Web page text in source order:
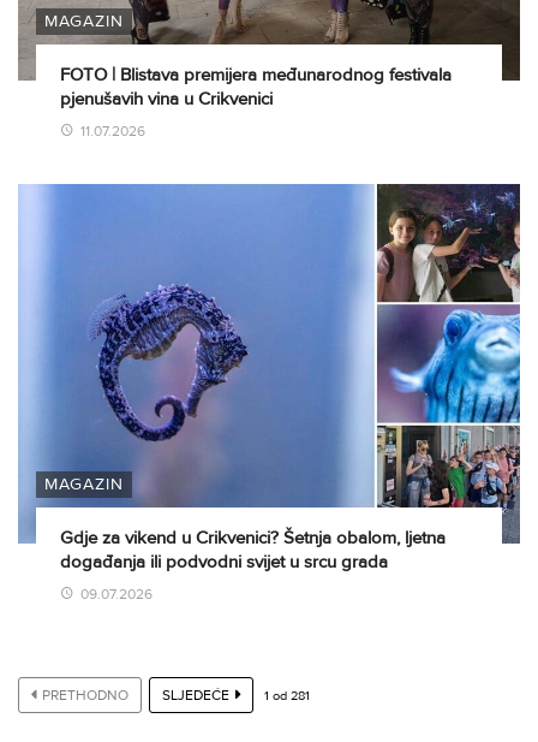
MAGAZIN
FOTO | Blistava premijera međunarodnog festivala
pjenušavih vina u Crikvenici
11.07.2026
MAGAZIN
Gdje za vikend u Crikvenici? Šetnja obalom, ljetna
događanja ili podvodni svijet u srcu grada
09.07.2026
PRETHODNO SLJEDEĆE 1 od 281